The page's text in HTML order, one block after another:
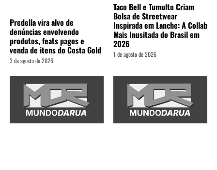
Predella vira alvo de
denúncias envolvendo
produtos, feats pagos e
venda de itens do Costa Gold
3 de agosto de 2026
Taco Bell e Tumulto Criam
Bolsa de Streetwear
Inspirada em Lanche: A Collab
Mais Inusitada do Brasil em
2026
1 de agosto de 2026